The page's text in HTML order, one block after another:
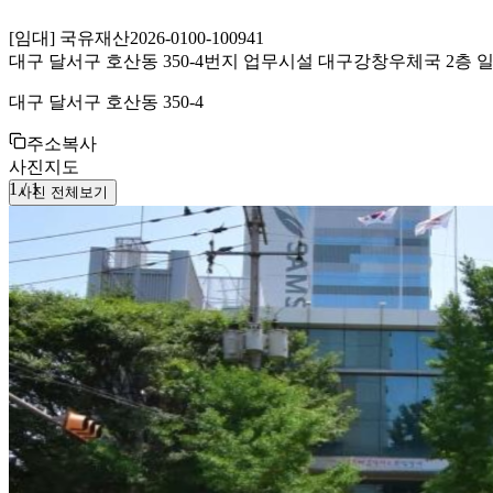
[임대] 국유재산2026-0100-100941
대구 달서구 호산동 350-4번지 업무시설 대구강창우체국 2층
대구 달서구 호산동 350-4
주소복사
사진지도
1 /1
사진 전체보기